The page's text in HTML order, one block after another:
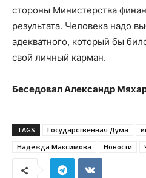
стороны Министерства
результата. Человека надо
адекватного, который бы
свой личный карман.
Беседовал Александр
TAGS Государственная Дума
Надежда Максимова
Новости